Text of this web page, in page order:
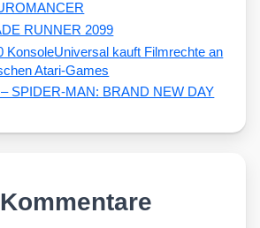
RUNNER 2099
Universal kauft Filmrechte an
Atari-Games
– SPIDER-MAN: BRAND NEW DAY